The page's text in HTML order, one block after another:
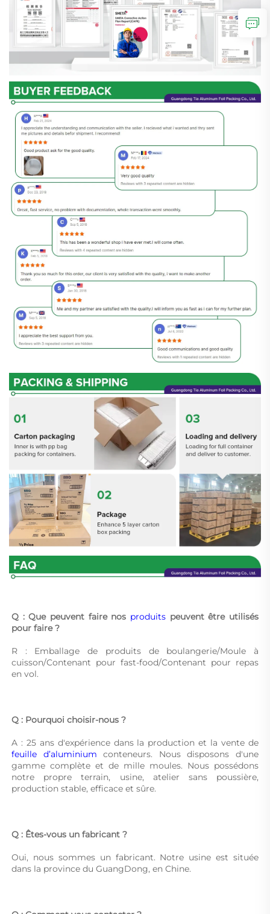
Q : Que peuvent faire nos produits peuvent être utilisés
pour faire ?
R : Emballage de produits de boulangerie/Moule à
cuisson/Contenant pour fast-food/Contenant pour repas
en vol.
Q : Pourquoi choisir-nous ?
feuille d’aluminium conteneurs. Nous disposons d'une
gamme complète et de mille moules. Nous possédons
notre propre terrain, usine, atelier sans poussière,
production stable, efficace et sûre.
Q : Êtes-vous un fabricant ?
Oui, nous sommes un fabricant. Notre usine est située
dans la province du GuangDong, en Chine.